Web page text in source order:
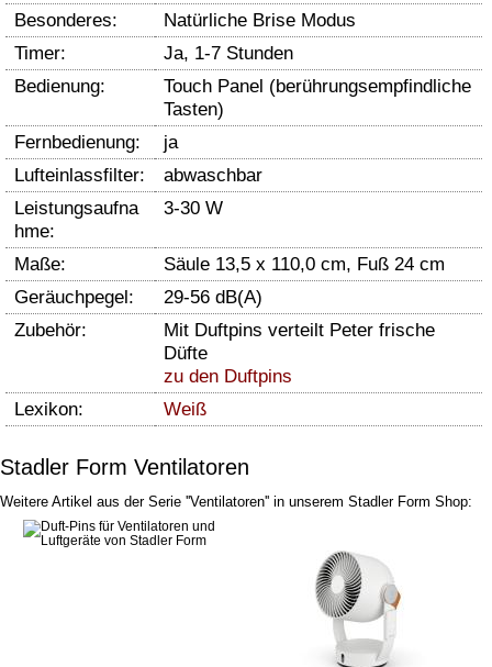
Besonderes:
Natürliche Brise Modus
Timer:
Ja, 1-7 Stunden
Bedienung:
Touch Panel (berührungsempfindliche
Tasten)
Fernbedienung:
ja
Lufteinlassfilter:
abwaschbar
Leistungsaufna
hme:
3-30 W
Maße:
Säule 13,5 x 110,0 cm, Fuß 24 cm
Geräuchpegel:
29-56 dB(A)
Zubehör:
Mit Duftpins verteilt Peter frische
Düfte
zu den Duftpins
Lexikon:
Weiß
Stadler Form Ventilatoren
Weitere Artikel aus der Serie ''Ventilatoren'' in unserem Stadler Form Shop: